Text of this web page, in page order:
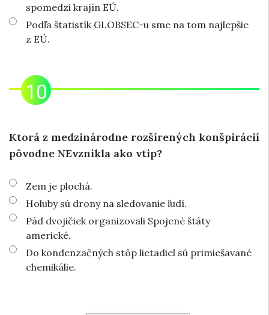
spomedzi krajín EÚ.
Podľa štatistík GLOBSEC-u sme na tom najlepšie
z EÚ.
Ktorá z medzinárodne rozšírených konšpirácií
pôvodne NEvznikla ako vtip?
Zem je plochá.
Holuby sú drony na sledovanie ľudí.
Pád dvojičiek organizovali Spojené štáty
americké.
Do kondenzačných stôp lietadiel sú primiešavané
chemikálie.